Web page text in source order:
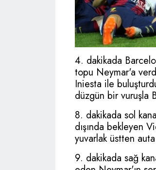
4. dakikada
topu Neymar'a
Iniesta ile
düzgün bir vuruşla
8. dakikada sol
dışında bekleyen
yuvarlak üstten
9. dakikada sağ